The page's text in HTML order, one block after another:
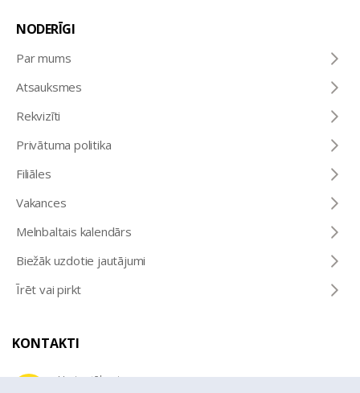
NODERĪGI
Par mums
Atsauksmes
Rekvizīti
Privātuma politika
Filiāles
Vakances
Melnbaltais kalendārs
Biežāk uzdotie jautājumi
Īrēt vai pirkt
KONTAKTI
Uzziņu tālrunis